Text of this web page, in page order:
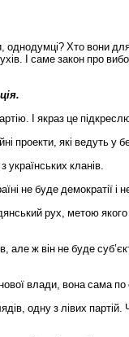
, однодумці? Хто вони
. саме закон про
.
. якраз це
проекти, які ведуть у
з українських кланів.
не буде демократії і
рух, метою якого
, але ж він не буде суб’
влади, вона сама по
, одну з лівих партій.